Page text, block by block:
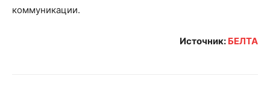
коммуникации.
Источник: БЕЛТА